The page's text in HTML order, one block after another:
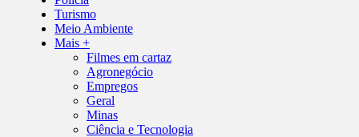
Turismo
Meio Ambiente
Mais +
Filmes em cartaz
Agronegócio
Empregos
Geral
Minas
Ciência e Tecnologia